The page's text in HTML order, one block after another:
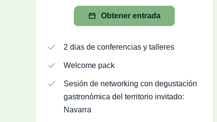
Obtener entrada
2 dias de conferencias y talleres
Welcome pack
Sesión de networking con degustación
gastronómica del territorio invitado:
Navarra